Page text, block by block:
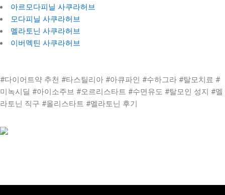
아르모다피닐 사쿠라허브
모다피닐 사쿠라허브
멜라토닌 사쿠라허브
이버멕틴 사쿠라허브
#다이어트약 추천 #타스틸리아 #아큐파인 #수하그라 #탈모치료 #
미녹시딜 #아이소주브 #오르리스타트 #수면유도 #탈모인 성지 #멜
라토닌 직구 #올리스타트 #멜라토닌 후기